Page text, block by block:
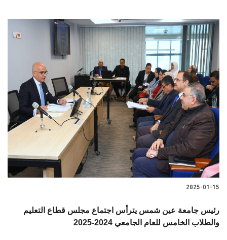
2025-01-15
رئيس جامعة عين شمس يترأس اجتماع مجلس قطاع التعليم
والطلاب الخامس للعام الجامعي 2024-2025